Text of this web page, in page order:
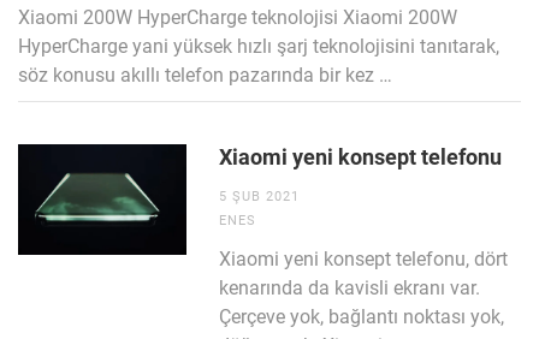
Xiaomi 200W HyperCharge teknolojisi Xiaomi 200W
HyperCharge yani yüksek hızlı şarj teknolojisini tanıtarak,
söz konusu akıllı telefon pazarında bir kez …
Xiaomi yeni konsept telefonu
5 ŞUB 2021
ENES
Xiaomi yeni konsept telefonu, dört
kenarında da kavisli ekranı var.
Çerçeve yok, bağlantı noktası yok,